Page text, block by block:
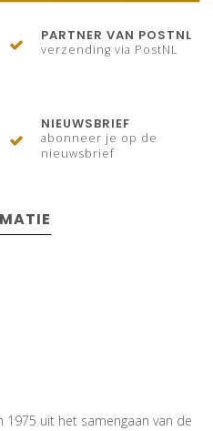
PARTNER VAN POSTNL
verzending via PostNL
NIEUWSBRIEF
abonneer je op de
nieuwsbrief
uit het samengaan van de